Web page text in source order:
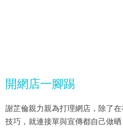
開網店一腳踢
謝芷倫親力親為打理網店，除了
技巧，就連接單與宣傳都自己做